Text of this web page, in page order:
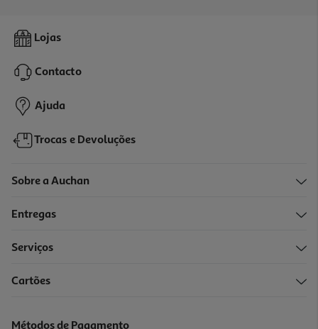
Açúcar Auchan Mascavado 500g
1,29 €
Lojas
Contacto
Ajuda
Trocas e Devoluções
Sobre a Auchan
Entregas
Serviços
Cartões
Métodos de Pagamento